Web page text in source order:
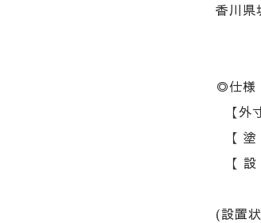
香川
◎仕様
【外
【 塗
【 設
(設置